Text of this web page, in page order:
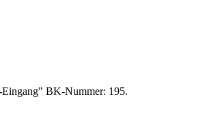
BK-Nummer: 195.